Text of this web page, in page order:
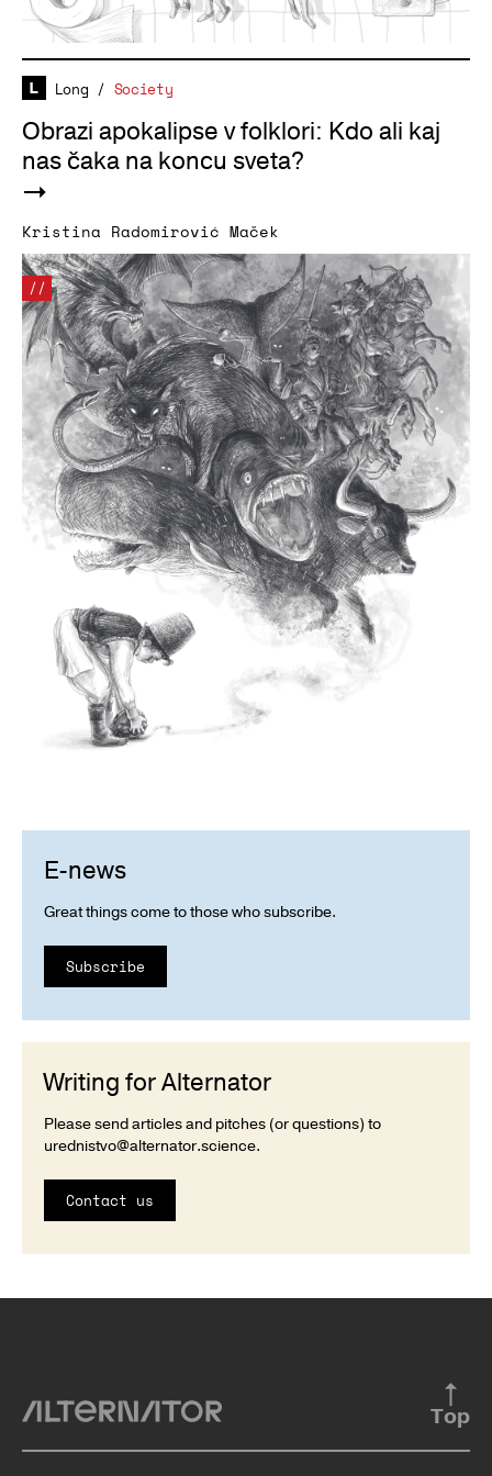
Long / Society
Obrazi apokalipse v folklori: Kdo ali kaj
nas čaka na koncu sveta?
Kristina Radomirović Maček
//
E-news
Great things come to those who subscribe.
Subscribe
Writing for Alternator
Please send articles and pitches (or questions) to
urednistvo@alternator.science.
Contact us
Top